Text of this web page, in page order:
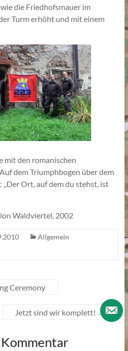
die Friedhofsmauer im
Turm erhöht und mit einem
mit den romanischen
dem Triumphbogen über dem
Ort, auf dem du stehst, ist
Waldviertel, 2002
Allgemein
Ceremony
Jetzt sind wir komplett! →